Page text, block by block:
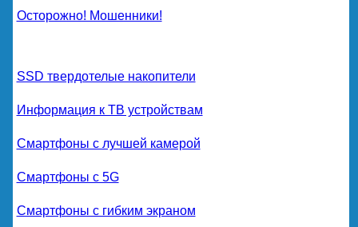
Осторожно! Мошенники!
SSD твердотелые накопители
Информация к ТВ устройствам
Смартфоны с лучшей камерой
Смартфоны с 5G
Смартфоны с гибким экраном